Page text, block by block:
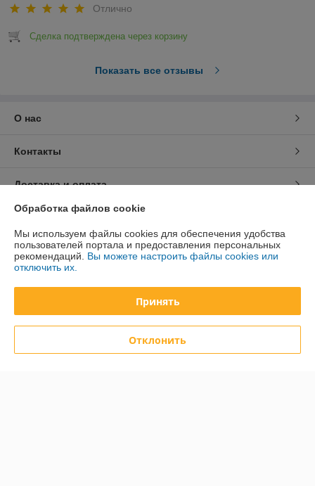
Отлично
Сделка подтверждена через корзину
Показать все отзывы
О нас
Контакты
Доставка и оплата
График работы
Полная версия сайта
Сайт создан на платформе Deal.by
Обработка файлов cookie
Мы используем файлы cookies для обеспечения удобства
пользователей портала и предоставления персональных
рекомендаций. Вы можете настроить файлы cookies или
отключить их.
Принять
Отклонить